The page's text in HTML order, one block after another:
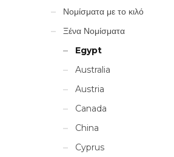
Νομίσματα με το κιλό
Ξένα Νομίσματα
Egypt
Australia
Austria
Canada
China
Cyprus